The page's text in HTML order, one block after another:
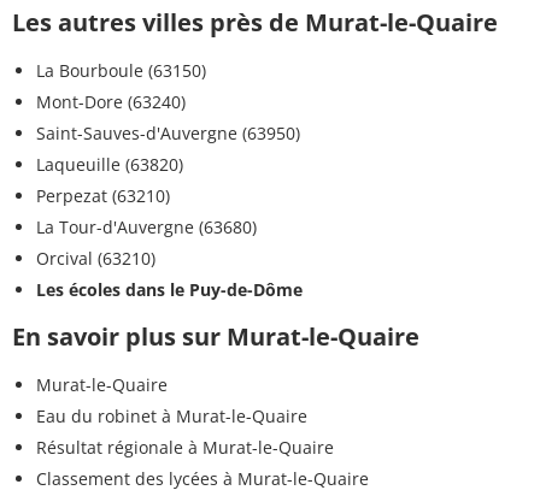
Les autres villes près de Murat-le-Quaire
La Bourboule (63150)
Mont-Dore (63240)
Saint-Sauves-d'Auvergne (63950)
Laqueuille (63820)
Perpezat (63210)
La Tour-d'Auvergne (63680)
Orcival (63210)
Les écoles dans le Puy-de-Dôme
En savoir plus sur Murat-le-Quaire
Murat-le-Quaire
Eau du robinet à Murat-le-Quaire
Résultat régionale à Murat-le-Quaire
Classement des lycées à Murat-le-Quaire